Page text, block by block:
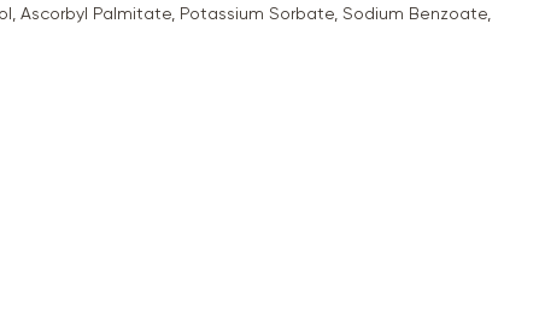
Ascorbyl Palmitate, Potassium Sorbate, Sodium Benzoate,